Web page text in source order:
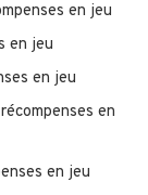
en jeu
en jeu
en jeu
en
en jeu